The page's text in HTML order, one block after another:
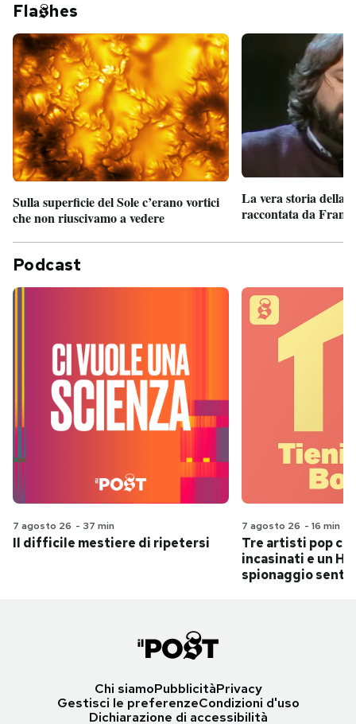
Fla hes
Sulla superficie del Sole c’erano vortici
che non riuscivamo a vedere
La vera storia della
raccontata da
Podcast
7 agosto 26 - 37 min
Il difficile mestiere di ripetersi
7 agosto 26 - 16 min
Tre artisti pop
incasinati e un
spionaggio
Chi siamoPubblicitàPrivacy
Gestisci le preferenzeCondizioni d'uso
Dichiarazione di accessibilità